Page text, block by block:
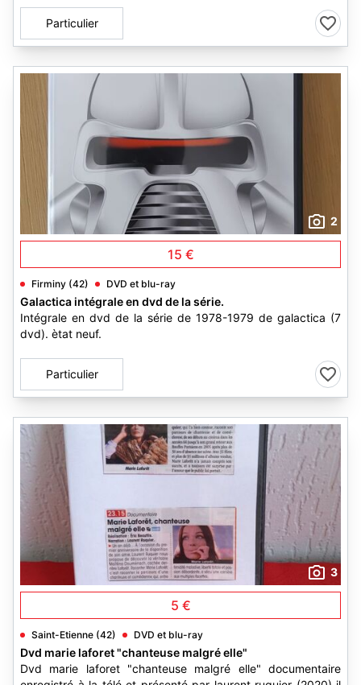
Particulier
2
15 €
Firminy (42) DVD et blu-ray
Galactica intégrale en dvd de la série.
Intégrale en dvd de la série de 1978-1979 de galactica (7
dvd). ètat neuf.
Particulier
3
5 €
Saint-Etienne (42) DVD et blu-ray
Dvd marie laforet "chanteuse malgré elle"
Dvd marie laforet "chanteuse malgré elle" documentaire